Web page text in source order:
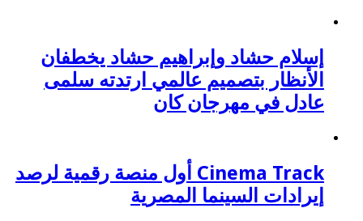
إسلام حشاد وإبراهيم حشاد يخطفان
الأنظار بتصميم عالمي ارتدته سلمى
عادل في مهرجان كان
Cinema Track أول منصة رقمية لرصد
إيرادات السينما المصرية